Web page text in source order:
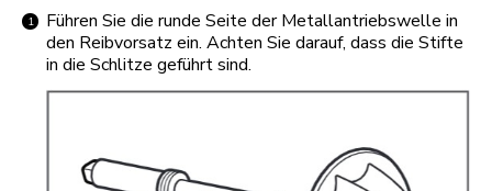
Führen Sie die runde Seite der Metallantriebswelle in
den Reibvorsatz ein. Achten Sie darauf, dass die Stifte
in die Schlitze geführt sind.